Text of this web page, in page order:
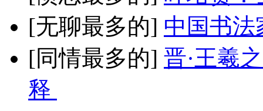
[无聊最多的] 中国书法
[同情最多的] 晋·王羲
释